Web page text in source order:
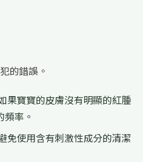
的錯誤。
果寶寶的皮膚沒有明顯的紅腫
率。
免使用含有刺激性成分的清潔